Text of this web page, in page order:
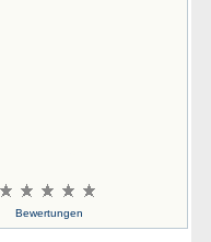
Bewertungen